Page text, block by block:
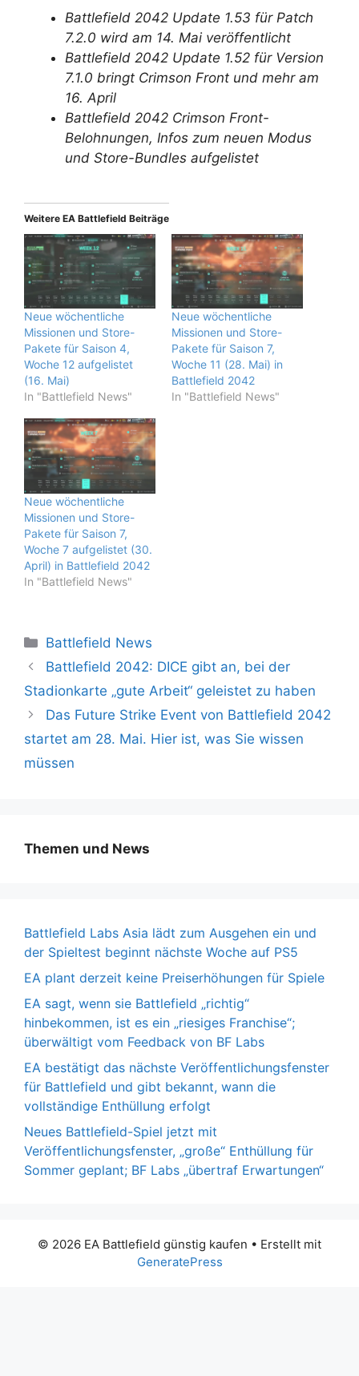
Battlefield 2042 Update 1.53 für Patch
7.2.0 wird am 14. Mai veröffentlicht
Battlefield 2042 Update 1.52 für Version
7.1.0 bringt Crimson Front und mehr am
16. April
Battlefield 2042 Crimson Front-
Belohnungen, Infos zum neuen Modus
und Store-Bundles aufgelistet
Weitere EA Battlefield Beiträge
Neue wöchentliche
Missionen und Store-
Pakete für Saison 4,
Woche 12 aufgelistet
(16. Mai)
In "Battlefield News"
Neue wöchentliche
Missionen und Store-
Pakete für Saison 7,
Woche 11 (28. Mai) in
Battlefield 2042
In "Battlefield News"
Neue wöchentliche
Missionen und Store-
Pakete für Saison 7,
Woche 7 aufgelistet (30.
April) in Battlefield 2042
In "Battlefield News"
Kategorien
Battlefield News
Battlefield 2042: DICE gibt an, bei der
Stadionkarte „gute Arbeit“ geleistet zu haben
Das Future Strike Event von Battlefield 2042
startet am 28. Mai. Hier ist, was Sie wissen
müssen
Themen und News
Battlefield Labs Asia lädt zum Ausgehen ein und
der Spieltest beginnt nächste Woche auf PS5
EA plant derzeit keine Preiserhöhungen für Spiele
EA sagt, wenn sie Battlefield „richtig“
hinbekommen, ist es ein „riesiges Franchise“;
überwältigt vom Feedback von BF Labs
EA bestätigt das nächste Veröffentlichungsfenster
für Battlefield und gibt bekannt, wann die
vollständige Enthüllung erfolgt
Neues Battlefield-Spiel jetzt mit
Veröffentlichungsfenster, „große“ Enthüllung für
Sommer geplant; BF Labs „übertraf Erwartungen“
© 2026 EA Battlefield günstig kaufen • Erstellt mit
GeneratePress